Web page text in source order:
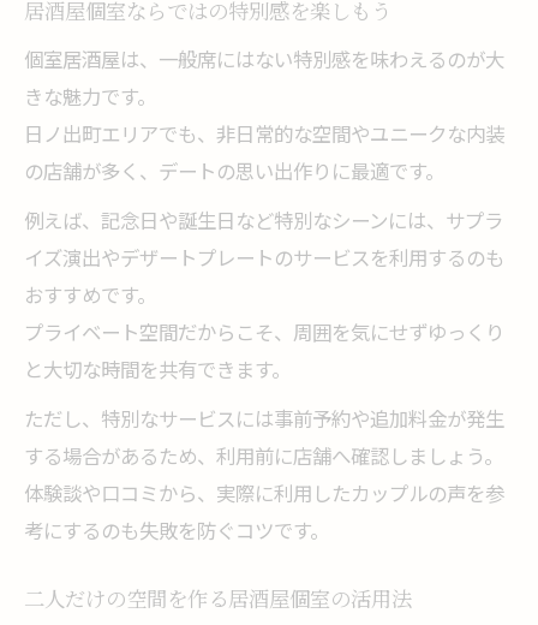
居酒屋個室ならではの特別感を楽しもう
個室居酒屋は、一般席にはない特別感を味わえるのが大
きな魅力です。
日ノ出町エリアでも、非日常的な空間やユニークな内装
の店舗が多く、デートの思い出作りに最適です。
例えば、記念日や誕生日など特別なシーンには、サプラ
イズ演出やデザートプレートのサービスを利用するのも
おすすめです。
プライベート空間だからこそ、周囲を気にせずゆっくり
と大切な時間を共有できます。
ただし、特別なサービスには事前予約や追加料金が発生
する場合があるため、利用前に店舗へ確認しましょう。
体験談や口コミから、実際に利用したカップルの声を参
考にするのも失敗を防ぐコツです。
二人だけの空間を作る居酒屋個室の活用法